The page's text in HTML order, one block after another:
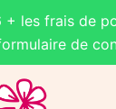
+ les frais de
de